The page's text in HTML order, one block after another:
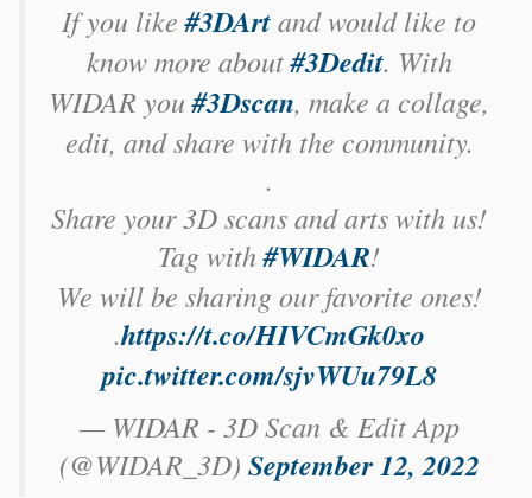
If you like#3DArtand would like to
know more about#3Dedit. With
WIDAR you#3Dscan, make a collage,
edit, and share with the community.⁠
.⁠
Share your 3D scans and arts with us!
Tag with#WIDAR!⁠
We will be sharing our favorite ones!⁠
.⁠https://t.co/HIVCmGk0xo
pic.twitter.com/sjvWUu79L8
— WIDAR - 3D Scan & Edit App
(@WIDAR_3D) September 12, 2022